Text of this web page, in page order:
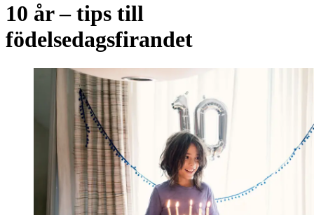
10 år – tips till
födelsedagsfirandet